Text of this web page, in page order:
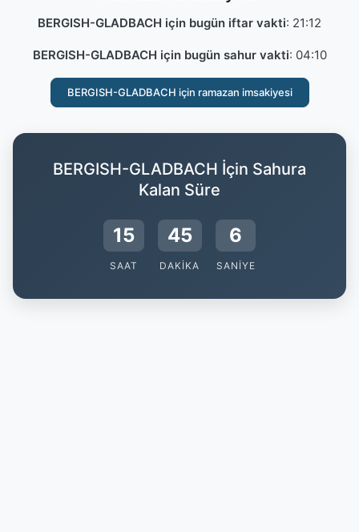
BERGISH-GLADBACH için bugün iftar vakti: 21:12
BERGISH-GLADBACH için bugün sahur vakti: 04:10
BERGISH-GLADBACH için ramazan imsakiyesi
BERGISH-GLADBACH İçin Sahura
Kalan Süre
15
SAAT
45
DAKIKA
6
SANIYE